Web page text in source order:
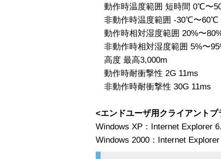
動作時温度範囲 短時間 0℃〜
非動作時温度範囲 -30℃〜60℃
動作時相対湿度範囲 20%〜
非動作時相対湿度範囲 5%〜
高度 最高3,000m
動作時耐衝撃性 2G 11ms
非動作時耐衝撃性 30G 11ms
<エンドユーザ用クライアント
Windows XP：Internet Explorer
Windows 2000：Internet